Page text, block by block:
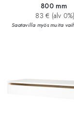
800 mm
83 € (alv 0%)
Saatavilla myös muita